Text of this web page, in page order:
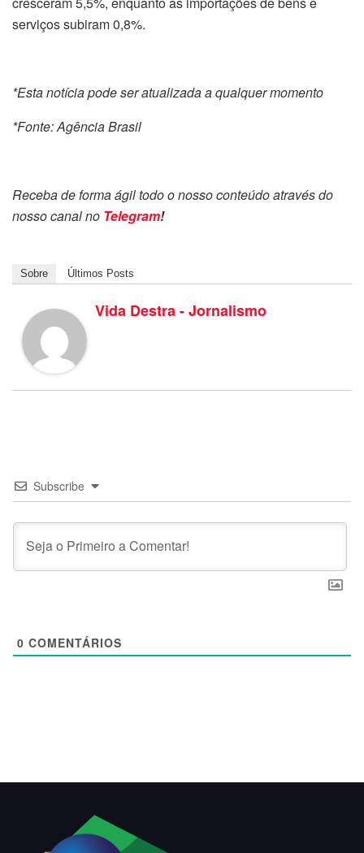
serviços subiram 0,8%.
*Esta notícia pode ser atualizada a qualquer momento
*Fonte: Agência Brasil
Receba de forma ágil todo o nosso conteúdo através do
nosso canal no Telegram!
Sobre Últimos Posts
Vida Destra - Jornalismo
Subscribe
0 COMENTÁRIOS